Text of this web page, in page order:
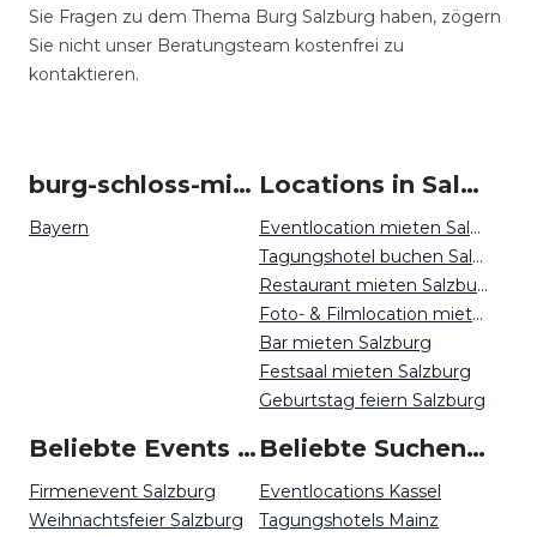
Sie Fragen zu dem Thema Burg Salzburg haben, zögern
Sie nicht unser Beratungsteam kostenfrei zu
kontaktieren.
burg-schloss-mieten um Salzburg
Bayern
Locations in Salzburg mieten
Eventlocation mieten Salzburg
Tagungshotel buchen Salzburg
Restaurant mieten Salzburg
Foto- & Filmlocation mieten Salzburg
Bar mieten Salzburg
Festsaal mieten Salzburg
Geburtstag feiern Salzburg
Beliebte Events in Salzburg
Firmenevent Salzburg
Weihnachtsfeier Salzburg
Beliebte Suchen auf Event Inc
Eventlocations Kassel
Tagungshotels Mainz